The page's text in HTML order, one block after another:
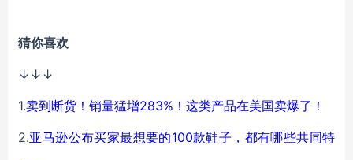
猜你喜欢
↓↓↓
1.卖到断货！销量猛增283%！这类产品在美国卖爆了！
2.亚马逊公布买家最想要的100款鞋子，都有哪些共同特